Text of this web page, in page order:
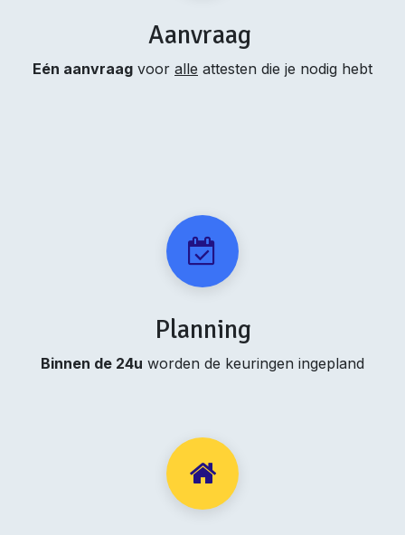
Aanvraag
Eén aanvraag voor alle attesten die je nodig hebt
Planning
Binnen de 24u worden de keuringen ingepland